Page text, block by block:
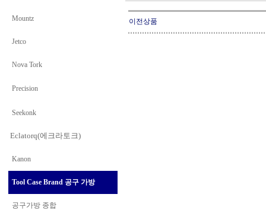
Mountz
Jetco
Nova Tork
Precision
Seekonk
Eclatorq(에크라토크)
Kanon
Tool Case Brand 공구 가방
공구가방 종합
이전상품